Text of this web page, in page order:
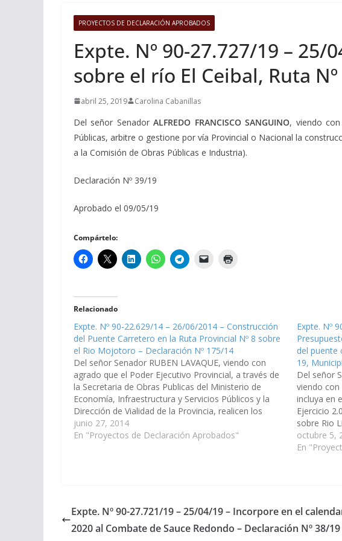
PROYECTOS DE DECLARACIÓN APROBADOS
Expte. Nº 90-27.727/19 –
sobre el río El Ceibal, Ruta
abril 25, 2019 Carolina Cabanillas
Del señor SenadorALFREDO FRANCISCO SANGUINO, viendo
Públicas, arbitre o gestione por vía Provincial o Nacional la
a la Comisión de Obras Públicas e Industria).
Declaración Nº 39/19
Aprobado el 09/05/19
Compártelo:
Relacionado
Expte. Nº 90-22.629/14 – 26/06/2014 – Construcción
del Puente Carretero en la Ruta Provincial Nº 8 sobre
el Rio Mojotoro – Declaración Nº 175/14
Del señor Senador RUBEN LAVAQUE, viendo con
agrado que el Poder Ejecutivo Provincial, a través de
la Secretaria de Obras Publicas del Ministerio de
Economía, Infraestructura y Servicios Públicos y la
Dirección de Vialidad de la Provincia, realicen los
estudios y proyectos necesarios para que se proceda
a la Construcción…
junio 27, 2014
En "Proyectos de Declaración Aprobados"
Expte. Nº
del puente
19,
Del señor
viendo con
incluya en
Ejercicio
sobre Rio
Toldos,
90-
octubre 5,
En
Expte. Nº 90-27.721/19 – 25/04/19 – Incorpore en el
2020 al Combate de Sauce Redondo – Declaración Nº 38/19